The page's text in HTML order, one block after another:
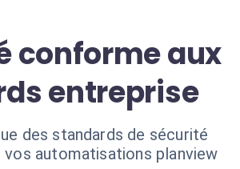
conforme aux
entreprise
des standards de sécurité
automatisations planview